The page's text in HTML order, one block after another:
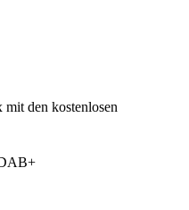
den kostenlosen